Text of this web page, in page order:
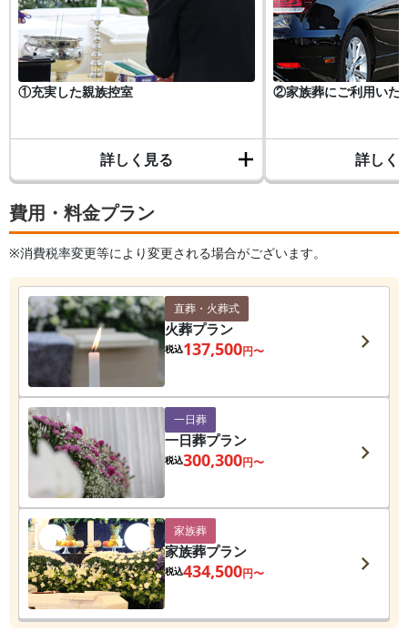
費用・料金プラン
※消費税率変更等により変更される場合がございます。
直葬・火葬式
火葬プラン
税込137,500円〜
一日葬
一日葬プラン
税込300,300円〜
家族葬
家族葬プラン
税込434,500円〜
①充実した親族控室
詳しく見る
②家族葬にご利用いた
詳しく